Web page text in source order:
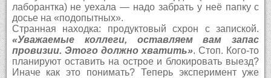
лаборантка) не уехала — надо забрать у неё папку с
досье на «подопытных».
Странная находка: продуктовый схрон с запиской.
«Уважаемые коллеги, оставляем вам запас
провизии. Этого должно хватить». Стоп. Кого-то
планируют оставить на острое и блокировать выезд?
Иначе как это понимать? Теперь эксперимент уже